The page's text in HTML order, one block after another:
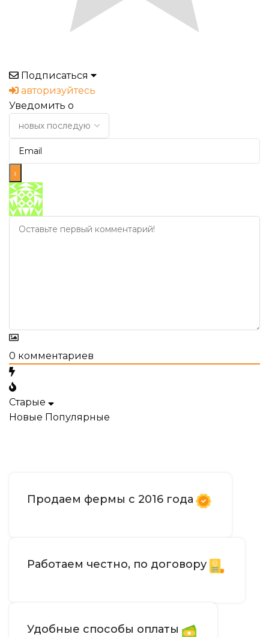
Подписаться
авторизуйтесь
Уведомить о
0 комментариев
Старые
Новые Популярные
Продаем фермы с 2016 года
Работаем честно, по договору
Удобные способы оплаты